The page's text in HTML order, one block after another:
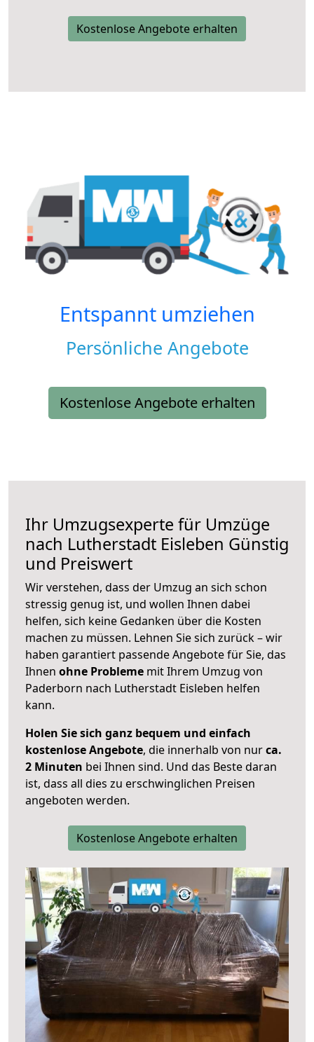
Kostenlose Angebote erhalten
Entspannt umziehen
Persönliche Angebote
Kostenlose Angebote erhalten
Ihr Umzugsexperte für Umzüge
nach Lutherstadt Eisleben Günstig
und Preiswert
Wir verstehen, dass der Umzug an sich schon
stressig genug ist, und wollen Ihnen dabei
helfen, sich keine Gedanken über die Kosten
machen zu müssen. Lehnen Sie sich zurück – wir
haben garantiert passende Angebote für Sie, das
Ihnen ohne Probleme mit Ihrem Umzug von
Paderborn nach Lutherstadt Eisleben helfen
kann.
Holen Sie sich ganz bequem und einfach
kostenlose Angebote, die innerhalb von nurca.
2 Minuten bei Ihnen sind. Und das Beste daran
ist, dass all dies zu erschwinglichen Preisen
angeboten werden.
Kostenlose Angebote erhalten